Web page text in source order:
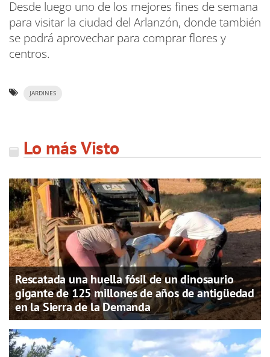
Desde luego uno de los mejores fines de semana
para visitar la ciudad del Arlanzón, donde también
se podrá aprovechar para comprar flores y
centros.
JARDINES
Lo más Visto
Rescatada una huella fósil de un dinosaurio
gigante de 125 millones de años de antigüedad
en la Sierra de la Demanda